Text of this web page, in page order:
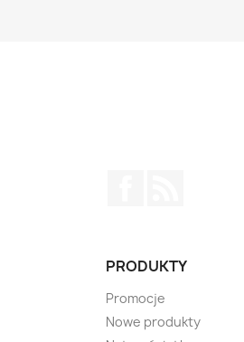
PRODUKTY
Promocje
Nowe produkty